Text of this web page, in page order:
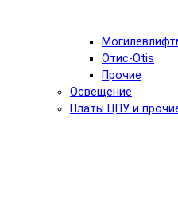
Отис-Otis
Прочие
Освещение
Платы ЦПУ и